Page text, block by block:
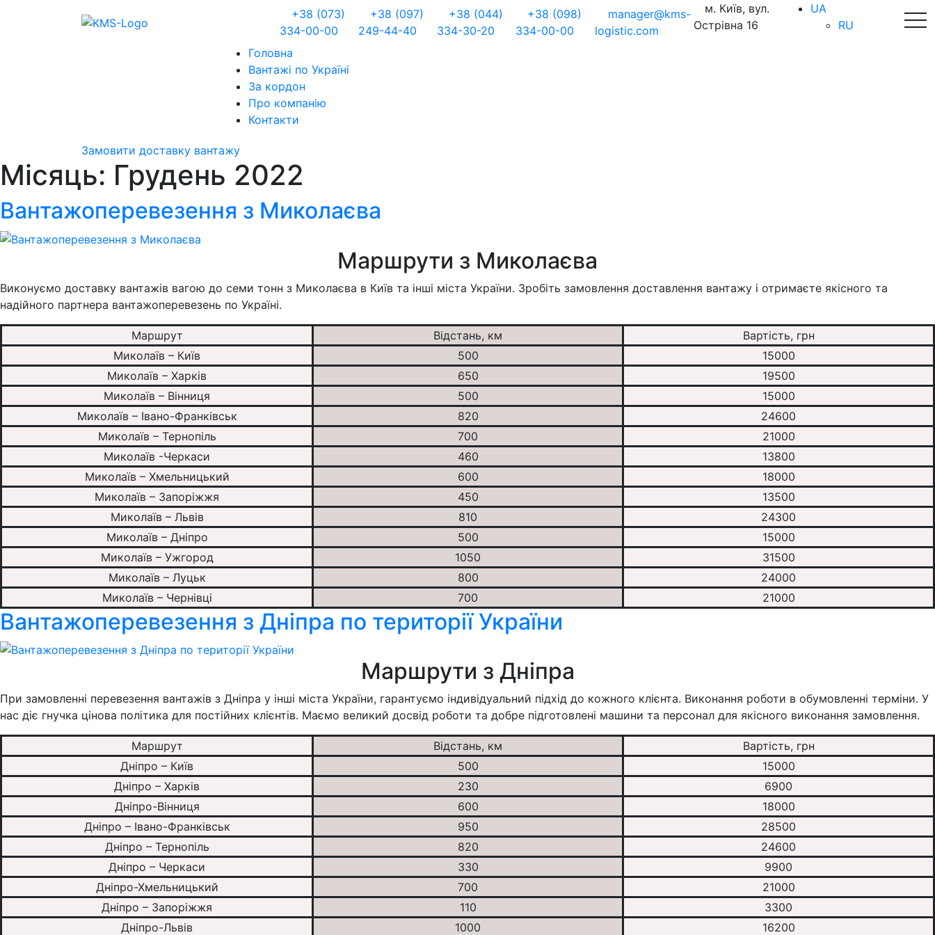
+38 (073)
334-00-00
+38 (097)
249-44-40
+38 (044)
334-30-20
+38 (098)
334-00-00
manager@kms-
logistic.com
м. Київ, вул.
Острівна 16
UA
RU
Головна
Вантажі по Україні
За кордон
Про компанію
Контакти
Замовити доставку вантажу
Місяць: Грудень 2022
Вантажоперевезення з Миколаєва
Маршрути з Миколаєва
Виконуємо доставку вантажів вагою до семи тонн з Миколаєва в Київ та інші міста України. Зробіть замовлення доставлення вантажу і отримаєте якісного та
надійного партнера вантажоперевезень по Україні.
Маршрут Відстань, км
Вартість, грн
Миколаїв – Київ
500
15000
Миколаїв – Харків
650
19500
Миколаїв – Вінниця
500
15000
Миколаїв – Івано-Франківськ
820
24600
Миколаїв – Тернопіль
700
21000
Миколаїв -Черкаси
460
13800
Миколаїв – Хмельницький
600
18000
Миколаїв – Запоріжжя
450
13500
Миколаїв – Львів
810
24300
Миколаїв – Дніпро
500
15000
Миколаїв – Ужгород
1050
31500
Миколаїв – Луцьк
800
24000
Миколаїв – Чернівці
700 21000
Вантажоперевезення з Дніпра по території України
Маршрути з Дніпра
При замовленні перевезення вантажів з Дніпра у інші міста України, гарантуємо індивідуальний підхід до кожного клієнта. Виконання роботи в обумовленні терміни. У
нас діє гнучка цінова політика для постійних клієнтів. Маємо великий досвід роботи та добре підготовлені машини та персонал для якісного виконання замовлення.
Маршрут Відстань, км
Вартість, грн
Дніпро – Київ
500
15000
Дніпро – Харків
230
6900
Дніпро-Вінниця
600
18000
Дніпро – Івано-Франківськ
950
28500
Дніпро – Тернопіль
820
24600
Дніпро – Черкаси
330
9900
Дніпро-Хмельницький
700
21000
Дніпро – Запоріжжя
110
3300
Дніпро-Львів
1000
16200